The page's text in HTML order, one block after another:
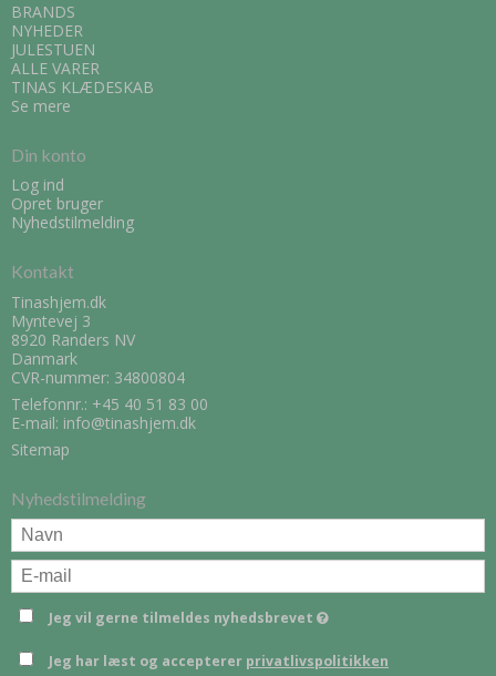
BRANDS
NYHEDER
JULESTUEN
ALLE VARER
TINAS KLÆDESKAB
Se mere
Din konto
Log ind
Opret bruger
Nyhedstilmelding
Kontakt
Tinashjem.dk
Myntevej 3
8920 Randers NV
Danmark
CVR-nummer: 34800804
Telefonnr.: +45 40 51 83 00
E-mail: info@tinashjem.dk
Sitemap
Nyhedstilmelding
Jeg vil gerne tilmeldes nyhedsbrevet
Jeg har læst og accepterer privatlivspolitikken